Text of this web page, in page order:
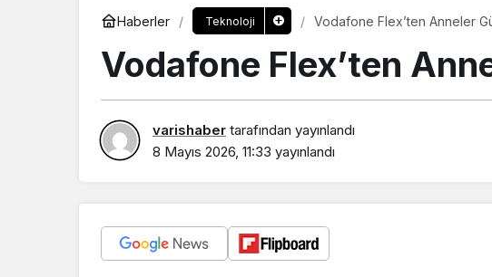
Haberler Teknoloji Vodafone Flex’ten Anneler
Vodafone Flex’ten
varishaber tarafından yayınlandı
8 Mayıs 2026, 11:33 yayınlandı